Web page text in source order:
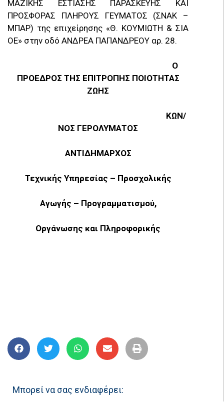
ΜΑΖΙΚΗΣ ΕΣΤΙΑΣΗΣ ΠΑΡΑΣΚΕΥΗΣ ΚΑΙ
ΠΡΟΣΦΟΡΑΣ ΠΛΗΡΟΥΣ ΓΕΥΜΑΤΟΣ (ΣΝΑΚ –
ΜΠΑΡ) της επιχείρησης «Θ. ΚΟΥΜΙΩΤΗ & ΣΙΑ
ΟΕ» στην οδό ΑΝΔΡΕΑ ΠΑΠΑΝΔΡΕΟΥ αρ. 28.
Ο
ΠΡΟΕΔΡΟΣ ΤΗΣ ΕΠΙΤΡΟΠΗΣ ΠΟΙΟΤΗΤΑΣ
ΖΩΗΣ
ΚΩΝ/
ΝΟΣ ΓΕΡΟΛΥΜΑΤΟΣ
ΑΝΤΙΔΗΜΑΡΧΟΣ
Τεχνικής Υπηρεσίας – Προσχολικής
Αγωγής – Προγραμματισμού,
Οργάνωσης και Πληροφορικής
Μπορεί να σας ενδιαφέρει: